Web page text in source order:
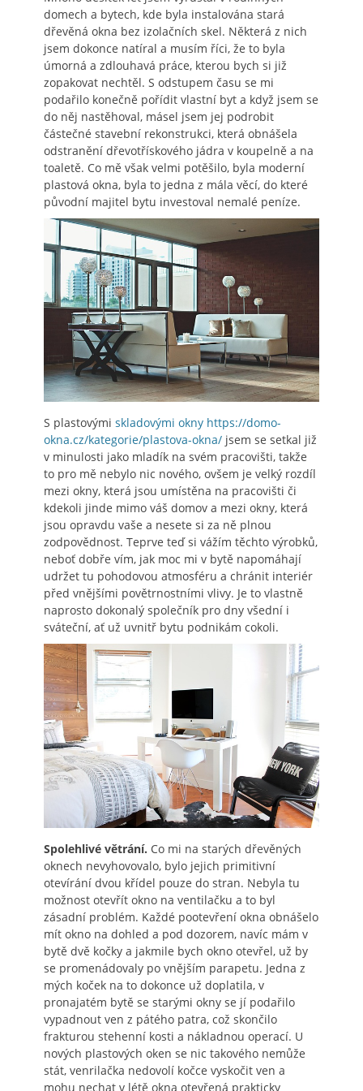
domech a bytech, kde byla instalována stará
dřevěná okna bez izolačních skel. Některá z nich
jsem dokonce natíral a musím říci, že to byla
úmorná a zdlouhavá práce, kterou bych si již
zopakovat nechtěl. S odstupem času se mi
podařilo konečně pořídit vlastní byt a když jsem se
do něj nastěhoval, másel jsem jej podrobit
částečné stavební rekonstrukci, která obnášela
odstranění dřevotřískového jádra v koupelně a na
toaletě. Co mě však velmi potěšilo, byla moderní
plastová okna, byla to jedna z mála věcí, do které
původní majitel bytu investoval nemalé peníze.
S plastovými skladovými okny https://domo-
okna.cz/kategorie/plastova-okna/ jsem se setkal již
v minulosti jako mladík na svém pracovišti, takže
to pro mě nebylo nic nového, ovšem je velký rozdíl
mezi okny, která jsou umístěna na pracovišti či
kdekoli jinde mimo váš domov a mezi okny, která
jsou opravdu vaše a nesete si za ně plnou
zodpovědnost. Teprve teď si vážím těchto výrobků,
neboť dobře vím, jak moc mi v bytě napomáhají
udržet tu pohodovou atmosféru a chránit interiér
před vnějšími povětrnostními vlivy. Je to vlastně
naprosto dokonalý společník pro dny všední i
sváteční, ať už uvnitř bytu podnikám cokoli.
Spolehlivé větrání. Co mi na starých dřevěných
oknech nevyhovovalo, bylo jejich primitivní
otevírání dvou křídel pouze do stran. Nebyla tu
možnost otevřít okno na ventilačku a to byl
zásadní problém. Každé pootevření okna obnášelo
mít okno na dohled a pod dozorem, navíc mám v
bytě dvě kočky a jakmile bych okno otevřel, už by
se promenádovaly po vnějším parapetu. Jedna z
mých koček na to dokonce už doplatila, v
pronajatém bytě se starými okny se jí podařilo
vypadnout ven z pátého patra, což skončilo
frakturou stehenní kosti a nákladnou operací. U
nových plastových oken se nic takového nemůže
stát, venrilačka nedovolí kočce vyskočit ven a
mohu nechat v létě okna otevřená prakticky